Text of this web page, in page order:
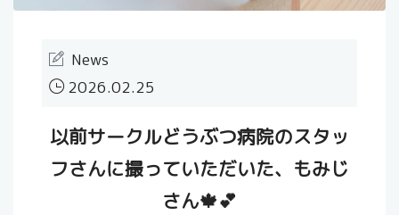
News
2026.02.25
以前サークルどうぶつ病院のスタッ
フさんに撮っていただいた、もみじ
さん🍁💕